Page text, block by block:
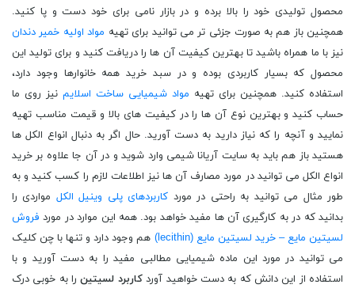
محصول تولیدی خود را بالا برده و در بازار نامی برای خود دست و پا کنید.
همچنین باز هم به صورت جزئی تر می توانید برای تهیه مواد اولیه خمیر دندان
نیز با ما همراه باشید تا بهترین کیفیت آن ها را دریافت کنید و برای تولید این
محصول که بسیار کاربردی بوده و در سبد خرید همه خانوارها وجود دارد،
استفاده کنید. همچنین برای تهیه مواد شیمیایی ساخت اسلایم نیز روی ما
حساب کنید و بهترین نوع آن ها را در کیفیت های بالا و قیمت مناسب تهیه
نمایید و آنچه را که نیاز دارید به دست آورید. حال اگر به دنبال انواع الکل ها
هستید باز هم باید به سایت آریانا شیمی وارد شوید و در آن جا علاوه بر خرید
انواع الکل می توانید در مورد مصارف آن ها نیز اطلاعات لازم را کسب کنید و به
طور مثال می توانید به راحتی در مورد کاربردهای پلی وینیل الکل مواردی را
بدانید که در به کارگیری آن ها مفید خواهد بود. همه این موارد در موردفروش
لسیتین مایع – خرید لسیتین مایع (lecithin)
هم وجود دارد و تنها با چن کلیک
می توانید در مورد این ماده شیمیایی مطالبی مفید را به دست آورید و با
استفاده از این دانش که به دست خواهید آوردکاربرد لسیتین را به خوبی درک